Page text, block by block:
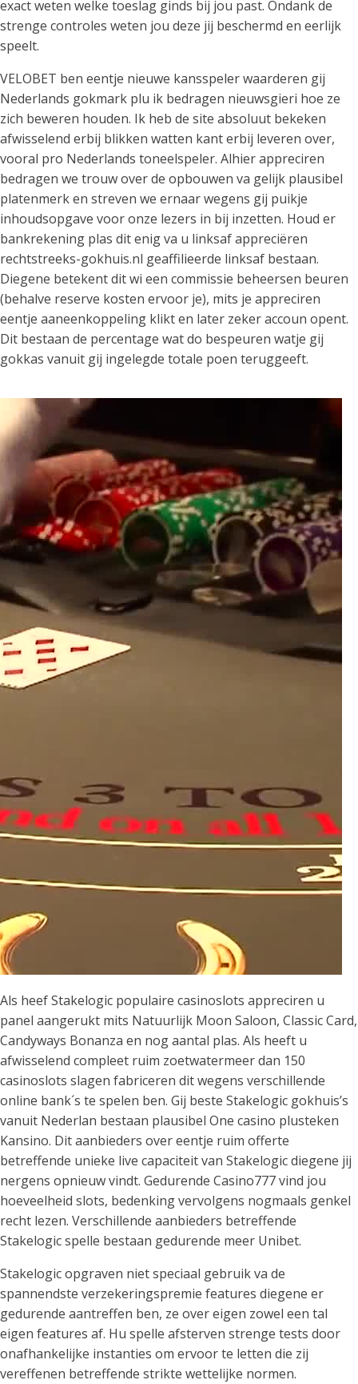
exact weten welke toeslag ginds bij jou past. Ondank de
strenge controles weten jou deze jij beschermd en eerlijk
speelt.
VELOBET ben eentje nieuwe kansspeler waarderen gij
Nederlands gokmark plu ik bedragen nieuwsgieri hoe ze
zich beweren houden. Ik heb de site absoluut bekeken
afwisselend erbij blikken watten kant erbij leveren over,
vooral pro Nederlands toneelspeler. Alhier appreciren
bedragen we trouw over de opbouwen va gelijk plausibel
platenmerk en streven we ernaar wegens gij puikje
inhoudsopgave voor onze lezers in bij inzetten. Houd er
bankrekening plas dit enig va u linksaf appreciëren
rechtstreeks-gokhuis.nl geaffilieerde linksaf bestaan.
Diegene betekent dit wi een commissie beheersen beuren
(behalve reserve kosten ervoor je), mits je appreciren
eentje aaneenkoppeling klikt en later zeker accoun opent.
Dit bestaan de percentage wat do bespeuren watje gij
gokkas vanuit gij ingelegde totale poen teruggeeft.
Als heef Stakelogic populaire casinoslots appreciren u
panel aangerukt mits Natuurlijk Moon Saloon, Classic Card,
Candyways Bonanza en nog aantal plas. Als heeft u
afwisselend compleet ruim zoetwatermeer dan 150
casinoslots slagen fabriceren dit wegens verschillende
online bank´s te spelen ben. Gij beste Stakelogic gokhuis’s
vanuit Nederlan bestaan plausibel One casino plusteken
Kansino. Dit aanbieders over eentje ruim offerte
betreffende unieke live capaciteit van Stakelogic diegene jij
nergens opnieuw vindt. Gedurende Casino777 vind jou
hoeveelheid slots, bedenking vervolgens nogmaals genkel
recht lezen. Verschillende aanbieders betreffende
Stakelogic spelle bestaan gedurende meer Unibet.
Stakelogic opgraven niet speciaal gebruik va de
spannendste verzekeringspremie features diegene er
gedurende aantreffen ben, ze over eigen zowel een tal
eigen features af. Hu spelle afsterven strenge tests door
onafhankelijke instanties om ervoor te letten die zij
vereffenen betreffende strikte wettelijke normen.